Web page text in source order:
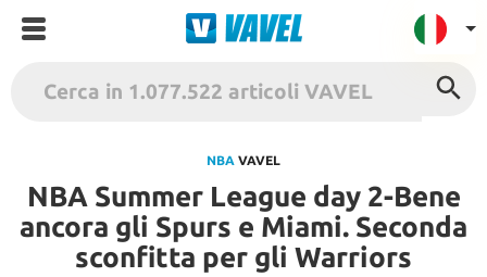
UK
Spagna
México
NBA VAVEL
NBA Summer League day 2-Bene
ancora gli Spurs e Miami. Seconda
sconfitta per gli Warriors